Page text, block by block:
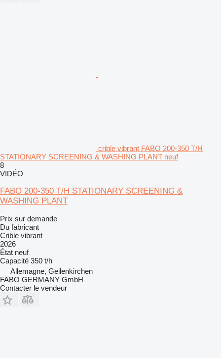
crible vibrant FABO 200-350 T/H
STATIONARY SCREENING & WASHING PLANT neuf
8
VIDÉO
FABO 200-350 T/H STATIONARY SCREENING &
WASHING PLANT
Prix sur demande
Du fabricant
Crible vibrant
2026
État neuf
Capacité 350 t/h
Allemagne, Geilenkirchen
FABO GERMANY GmbH
Contacter le vendeur